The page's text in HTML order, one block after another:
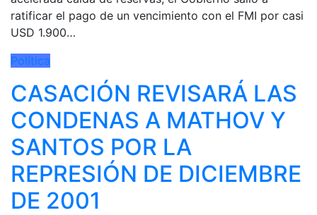
ratificar el pago de un vencimiento con el FMI por casi
USD 1.900…
Política
CASACIÓN REVISARÁ LAS
CONDENAS A MATHOV Y
SANTOS POR LA
REPRESIÓN DE DICIEMBRE
DE 2001